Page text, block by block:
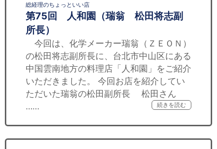
総経理のちょっといい店
第75回 人和園（瑞翁 松田将志副
所長）
今回は、化学メーカー瑞翁（ＺＥＯＮ）
の松田将志副所長に、台北市中山区にある
中国雲南地方の料理店「人和園」をご紹介
いただきました。 今回お店を紹介してい
ただいた瑞翁の松田副所長 松田さん
……
続きを読む